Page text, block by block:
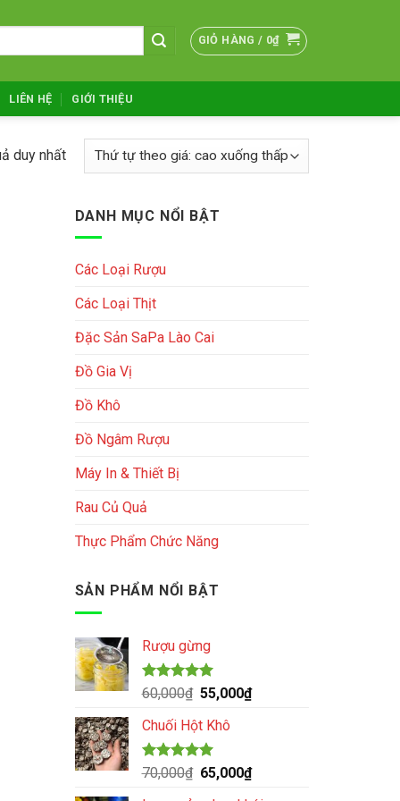
GIỎ HÀNG / 0₫
LIÊN HỆ GIỚI THIỆU
duy nhất
DANH MỤC NỔI BẬT
Các Loại Rượu
Các Loại Thịt
Đặc Sản SaPa Lào Cai
Đồ Gia Vị
Đồ Khô
Đồ Ngâm Rượu
Máy In & Thiết Bị
Rau Củ Quả
Thực Phẩm Chức Năng
SẢN PHẨM NỔI BẬT
Rượu gừng
Được xếp
5.00
5 sao
60,000₫ Giá
là:
60,000₫.
55,000₫Giá
55,000₫.
Chuối Hột Khô
Được xếp
5.00
70,000₫ Giá
65,000₫Giá